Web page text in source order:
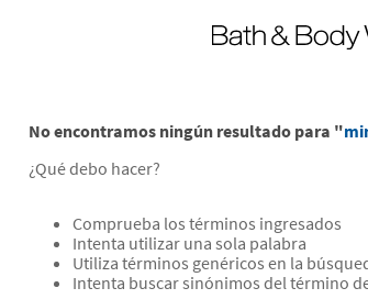
No encontramos ningún resultado para "
¿Qué debo hacer?
Comprueba los términos ingresados
Intenta utilizar una sola palabra
Utiliza términos genéricos en la
Intenta buscar sinónimos del término